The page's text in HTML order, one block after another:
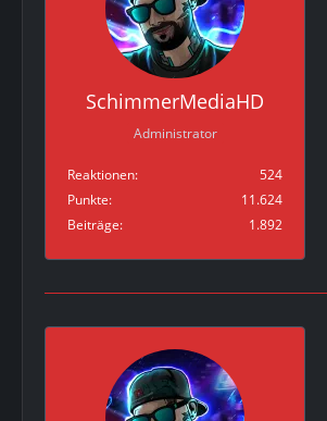
SchimmerMediaHD
Administrator
Reaktionen
524
Punkte
11.624
Beiträge
1.892